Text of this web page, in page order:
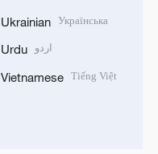
Ukrainian Українська
Urdu اردو
Vietnamese Tiếng Việt